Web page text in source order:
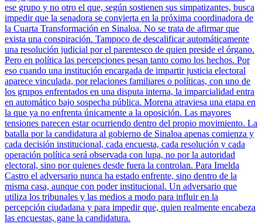
ese grupo y no otro el que, según sostienen sus simpatizantes, busca
impedir que la senadora se convierta en la próxima coordinadora de
la Cuarta Transformación en Sinaloa. No se trata de afirmar que
exista una conspiración. Tampoco de descalificar automáticamente
una resolución judicial por el parentesco de quien preside el órgano.
Pero en política las percepciones pesan tanto como los hechos. Por
eso cuando una institución encargada de impartir justicia electoral
aparece vinculada, por relaciones familiares o políticas, con uno de
los grupos enfrentados en una disputa interna, la imparcialidad entra
en automático bajo sospecha pública. Morena atraviesa una etapa en
la que ya no enfrenta únicamente a la oposición. Las mayores
tensiones parecen estar ocurriendo dentro del propio movimiento. La
batalla por la candidatura al gobierno de Sinaloa apenas comienza y
cada decisión institucional, cada encuesta, cada resolución y cada
operación política será observada con lupa, no por la autoridad
electoral, sino por quienes desde fuera la controlan. Para Imelda
Castro el adversario nunca ha estado enfrente, sino dentro de la
misma casa, aunque con poder institucional. Un adversario que
utiliza los tribunales y las medios a modo para influir en la
percepción ciudadana y para impedir que, quien realmente encabeza
las encuestas, gane la candidatura.